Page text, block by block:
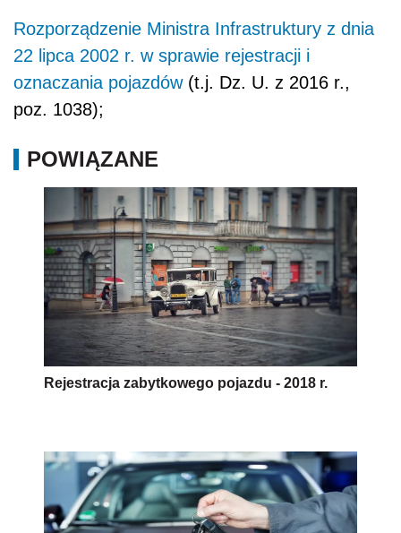
Rozporządzenie Ministra Infrastruktury z dnia
22 lipca 2002 r. w sprawie rejestracji i
oznaczania pojazdów(t.j. Dz. U. z 2016 r.,
poz. 1038);
POWIĄZANE
Rejestracja zabytkowego pojazdu - 2018 r.